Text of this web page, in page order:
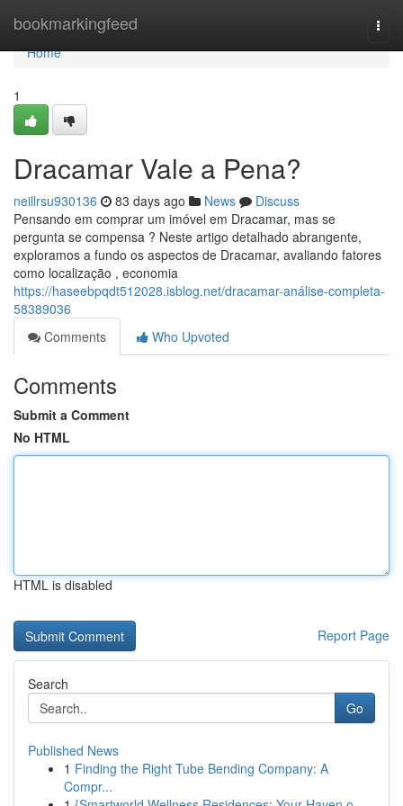
bookmarkingfeed
Home
Home
1
Dracamar Vale a Pena?
neillrsu930136 83 days ago News
Discuss
Pensando em comprar um imóvel em Dracamar, mas se
pergunta se compensa ? Neste artigo detalhado abrangente,
exploramos a fundo os aspectos de Dracamar, avaliando fatores
como localização , economia
https://haseebpqdt512028.isblog.net/dracamar-análise-completa-
58389036
Comments
Who Upvoted
Comments
Submit a Comment
No HTML
HTML is disabled
Report Page
Search
Go
Published News
1 Finding the Right Tube Bending Company: A
Compr...